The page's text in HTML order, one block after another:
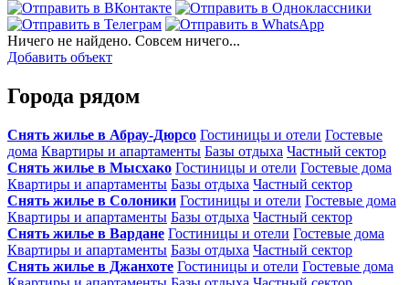
Ничего не найдено. Совсем ничего...
Добавить объект
Города рядом
Снять жилье в Абрау-Дюрсо Гостиницы и отели Гостевые
дома Квартиры и апартаменты Базы отдыха Частный сектор
Снять жилье в Мысхако Гостиницы и отели Гостевые дома
Квартиры и апартаменты Базы отдыха Частный сектор
Снять жилье в Солоники Гостиницы и отели Гостевые дома
Квартиры и апартаменты Базы отдыха Частный сектор
Снять жилье в Вардане Гостиницы и отели Гостевые дома
Квартиры и апартаменты Базы отдыха Частный сектор
Снять жилье в Джанхоте Гостиницы и отели Гостевые дома